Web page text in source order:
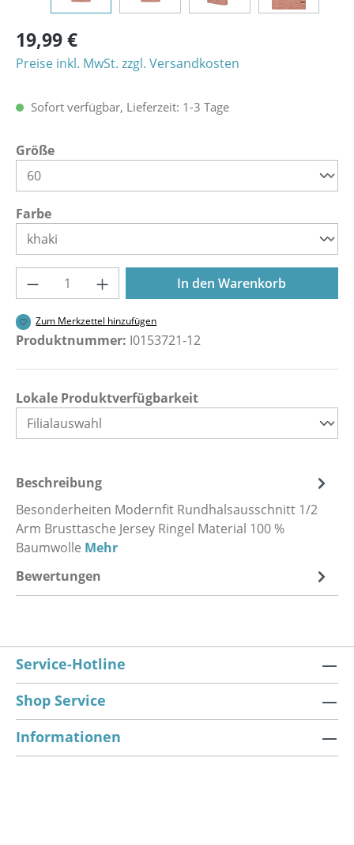
19,99 €
Preise inkl. MwSt. zzgl. Versandkosten
Sofort verfügbar, Lieferzeit: 1-3 Tage
Größeauswählen
Farbeauswählen
Produkt Anzahl: Gib den gewünschten
In den Warenkorb
Zum Merkzettel hinzufügen
Produktnummer: I0153721-12
Lokale Produktverfügbarkeit
Beschreibung
Besonderheiten Modernfit Rundhalsausschnitt 1/2
Arm Brusttasche Jersey Ringel Material 100 %
Baumwolle Mehr
Bewertungen
Service-Hotline
Shop Service
Informationen